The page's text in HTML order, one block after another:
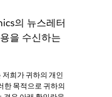
의 뉴스레터와 회사
의 뉴스레터
을 수신하는
희가 귀하의 개인
한 목적으로 귀하의